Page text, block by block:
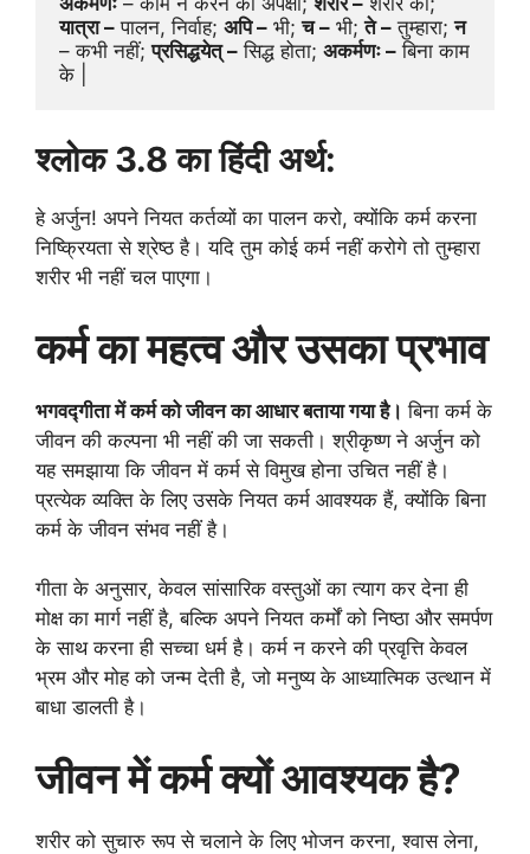
यात्रा – पालन, निर्वाह; अपि – भी; च – भी; ते – तुम्हारा; न
– कभी नहीं; प्रसिद्धयेत् – सिद्ध होता; अकर्मणः – बिना काम
के |
श्लोक 3.8 का हिंदी अर्थ:
हे अर्जुन! अपने नियत कर्तव्यों का पालन करो, क्योंकि कर्म करना
निष्क्रियता से श्रेष्ठ है। यदि तुम कोई कर्म नहीं करोगे तो तुम्हारा
शरीर भी नहीं चल पाएगा।
कर्म का महत्व और उसका प्रभाव
भगवद्गीता में कर्म को जीवन का आधार बताया गया है। बिना कर्म के
जीवन की कल्पना भी नहीं की जा सकती। श्रीकृष्ण ने अर्जुन को
यह समझाया कि जीवन में कर्म से विमुख होना उचित नहीं है।
प्रत्येक व्यक्ति के लिए उसके नियत कर्म आवश्यक हैं, क्योंकि बिना
कर्म के जीवन संभव नहीं है।
गीता के अनुसार, केवल सांसारिक वस्तुओं का त्याग कर देना ही
मोक्ष का मार्ग नहीं है, बल्कि अपने नियत कर्मों को निष्ठा और समर्पण
के साथ करना ही सच्चा धर्म है। कर्म न करने की प्रवृत्ति केवल
भ्रम और मोह को जन्म देती है, जो मनुष्य के आध्यात्मिक उत्थान में
बाधा डालती है।
जीवन में कर्म क्यों आवश्यक है?
शरीर को सुचारु रूप से चलाने के लिए भोजन करना, श्वास लेना,